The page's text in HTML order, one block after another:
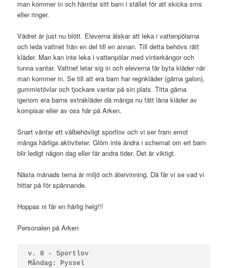
man kommer in och hämtar sitt barn i stället för att skicka sms
eller ringer.
Vädret är just nu blött. Eleverna älskar att leka i vattenpölarna
och leda vattnet från en del till en annan. Till detta behövs rätt
kläder. Man kan inte leka i vattenpölar med vinterkängor och
tunna vantar. Vattnet letar sig in och eleverna får byta kläder när
man kommer in. Se till att era barn har regnkläder (gärna galon),
gummistövlar och tjockare vantar på sin plats. Titta gärna
igenom era barns extrakläder då många nu fått låna kläder av
kompisar eller av oss här på Arken.
Snart väntar ett välbehövligt sportlov och vi ser fram emot
många härliga aktiviteter. Glöm inte ändra i schemat om ert barn
blir ledigt någon dag eller får andra tider. Det är viktigt.
Nästa månads tema är miljö och återvinning. Då får vi se vad vi
hittar på för spännande.
Hoppas ni får en härlig helg!!!
Personalen på Arken
v. 8 - Sportlov
Måndag: Pyssel